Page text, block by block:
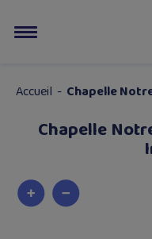
Accueil - Chapelle
Chapelle